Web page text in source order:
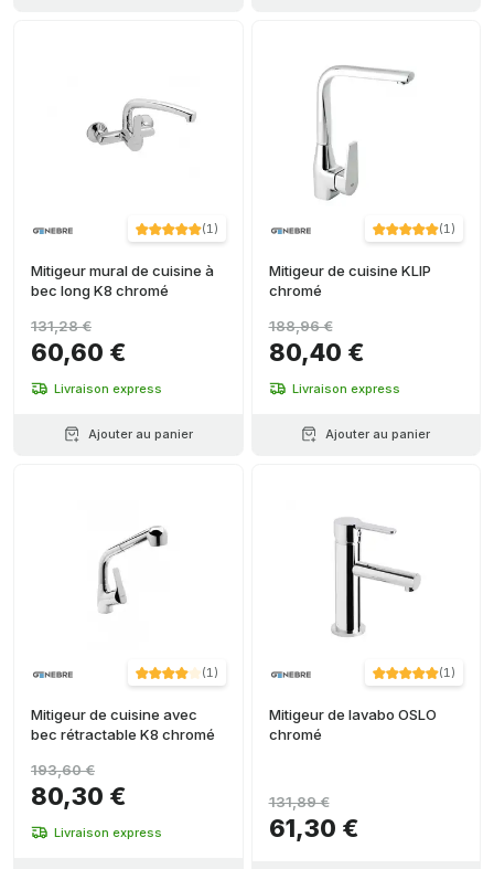
(1)
Mitigeur mural de cuisine à
bec long K8 chromé
60,60 €
131,28 €
Livraison express
Ajouter au panier
(1)
Mitigeur de cuisine KLIP
chromé
80,40 €
188,96 €
Livraison express
Ajouter au panier
(1)
Mitigeur de cuisine avec
bec rétractable K8 chromé
80,30 €
193,60 €
Livraison express
(1)
Mitigeur de lavabo OSLO
chromé
61,30 €
131,89 €